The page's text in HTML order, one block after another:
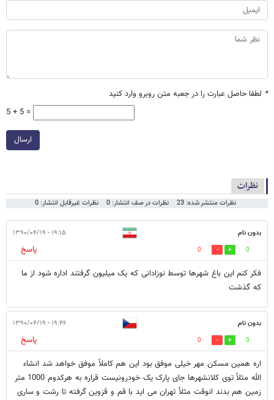
* لطفا حاصل عبارت را در جعبه متن روبرو وارد کنید
5 + 5 =
ارسال
نظرات
نظرات منتشر شده: 23 نظرات در صف انتشار: 0 نظرات غیرقابل انتشار: 0
بدون نام ۱۹:۱۵ - ۱۳۹۰/۰۴/۱۹
0
0
پاسخ
فکر کنم این باغ شهرها توسط نوزادانی که یک میلیون گرفتند اداره شود از ما
که گذشت
بدون نام ۱۹:۴۶ - ۱۳۹۰/۰۴/۱۹
0
0
پاسخ
اره همین مسکن مهر خیلی موفق بود این هم کاملاً موفق خواهد شد انشاء
الله مثلاً توی کلانشهرها جای پارک یک خودرونیست قراره به هرکدوم 1000 متر
زمین هم بدند انوقت مثلاً تهران می اید با قم و قزوین گرفته تا رشت و ساری